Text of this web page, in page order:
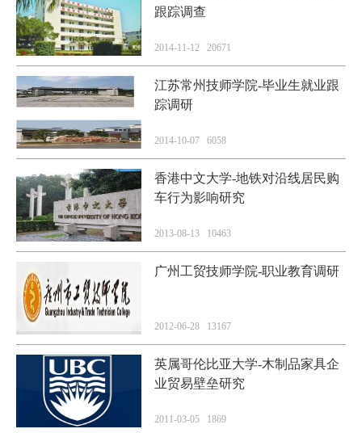
跟踪调查
2014-11-12 20671
江苏常州技师学院-毕业生就业跟
踪调研
2014-10-07 6058
香港中文大学-地铁对沿线居民购
车行为影响研究
2013-08-13 10463
广州工贸技师学院-职业教育调研
2012-06-28 13167
英属哥伦比亚大学-木制品家具企
业贸易壁垒研究
2011-03-05 1869